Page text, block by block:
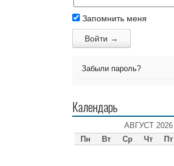
Запомнить меня
Забыли пароль?
Календарь
АВГУСТ 2026
Пн
Вт Ср Чт Пт